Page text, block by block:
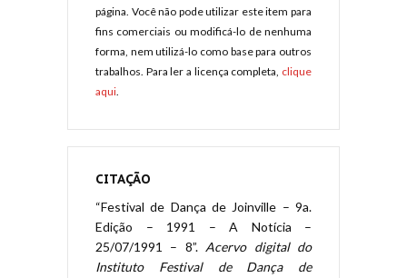
página. Você não pode utilizar este item para
fins comerciais ou modificá-lo de nenhuma
forma, nem utilizá-lo como base para outros
trabalhos. Para ler a licença completa, clique
aqui.
CITAÇÃO
“Festival de Dança de Joinville – 9a.
Edição – 1991 – A Notícia –
25/07/1991 – 8”. Acervo digital do
Instituto Festival de Dança de